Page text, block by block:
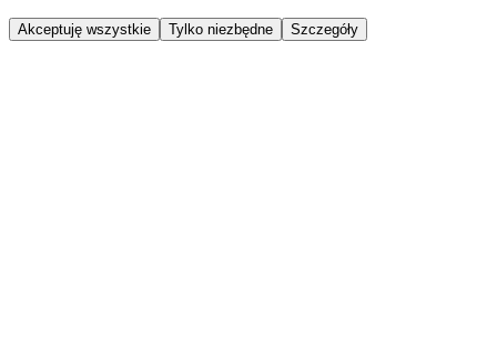
Akceptuję wszystkie Tylko niezbędne Szczegóły